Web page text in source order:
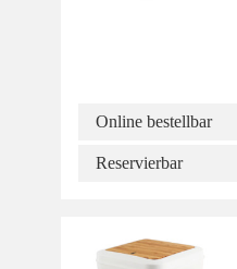
Online bestellbar
Reservierbar